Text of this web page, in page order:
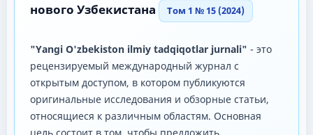
нового Узбекистана
Том 1 № 15 (2024)
"Yangi O'zbekiston ilmiy tadqiqotlar jurnali" - это
рецензируемый международный журнал с
открытым доступом, в котором публикуются
оригинальные исследования и обзорные статьи,
относящиеся к различным областям. Основная
цель состоит в том, чтобы предложить